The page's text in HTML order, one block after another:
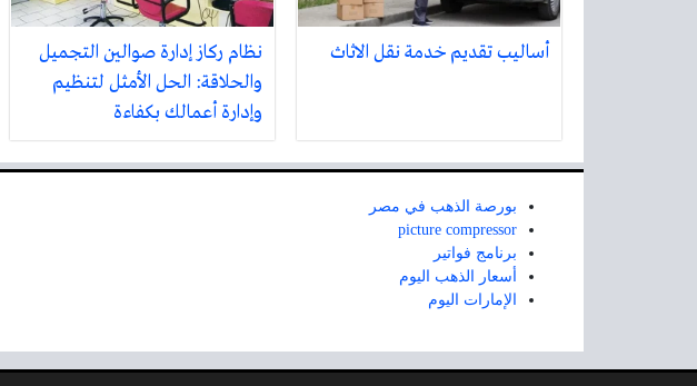
أساليب تقديم خدمة نقل الاثاث
نظام ركاز إدارة صوالين التجميل
والحلاقة: الحل الأمثل لتنظيم
وإدارة أعمالك بكفاءة
بورصة الذهب في مصر
picture compressor
برنامج فواتير
أسعار الذهب اليوم
الإمارات اليوم